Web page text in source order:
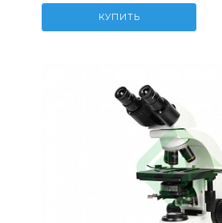
КУПИТЬ